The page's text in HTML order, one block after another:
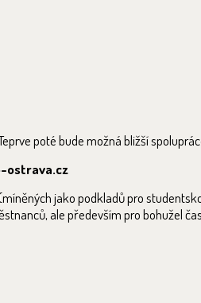
poté bude možná bližší
ostrava.cz
jako podkladů pro
ale především pro bohužel